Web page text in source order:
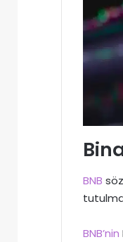
BNB
BNB’nin